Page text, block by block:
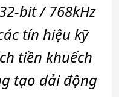
bit / 768kHz
tín hiệu kỹ
tiền khuếch
tạo dải động